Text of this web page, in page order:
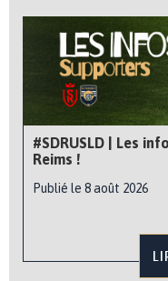
#SDRUSLD | Les
Reims !
Publié le 8 août 2026